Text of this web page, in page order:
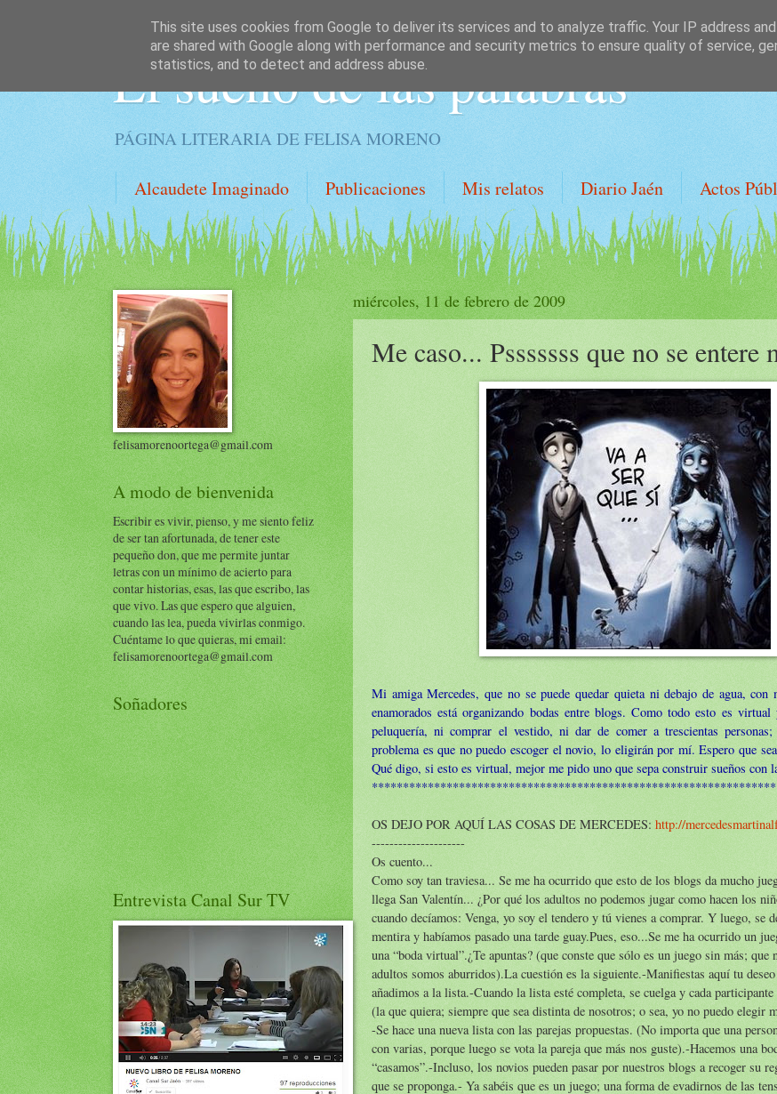
El sueño de las palabras
PÁGINA LITERARIA DE FELISA MORENO
Alcaudete Imaginado Publicaciones Mis relatos Diario Jaén Actos
miércoles, 11 de febrero de 2009
Me caso... Psssssss que no se entere
Mi amigaMercedes, que no se puede quedar quieta ni debajo de agua,
enamorados está organizando bodas entre blogs. Como todo esto es
peluquería, ni comprar el vestido, ni dar de comer a trescientas
problema es que no puedo escoger el novio, lo eligirán por mí. Espero que
Qué digo, si esto es virtual, mejor me pido uno que sepa construir sueños con
OS DEJO POR AQUÍ LAS COSAS DE MERCEDES: http://
---------------------
Os cuento...
Como soy tan traviesa... Se me ha ocurrido que esto de los blogs da mucho
llega San Valentín... ¿Por qué los adultos no podemos jugar como hacen los
cuando decíamos: Venga, yo soy el tendero y tú vienes a comprar. Y luego, se
mentira y habíamos pasado una tarde guay.Pues, eso...Se me ha ocurrido un
una “boda virtual”.¿Te apuntas? (que conste que sólo es un juego sin más; que
adultos somos aburridos).La cuestión es la siguiente.-Manifiestas aquí tu
añadimos a la lista.-Cuando la lista esté completa, se cuelga y cada
(la que quiera; siempre que sea distinta de nosotros; o sea, yo no puedo elegir
-Se hace una nueva lista con las parejas propuestas. (No importa que una
con varias, porque luego se vota la pareja que más nos guste).-Hacemos una
“casamos”.-Incluso, los novios pueden pasar por nuestros blogs a recoger su
que se proponga.- Ya sabéis que es un juego; una forma de evadirnos de las
felisamorenoortega@gmail.com
A modo de bienvenida
Escribir es vivir, pienso, y me siento feliz
de ser tan afortunada, de tener este
pequeño don, que me permite juntar
letras con un mínimo de acierto para
contar historias, esas, las que escribo, las
que vivo. Las que espero que alguien,
cuando las lea, pueda vivirlas conmigo.
Cuéntame lo que quieras, mi email:
felisamorenoortega@gmail.com
Soñadores
Entrevista Canal Sur TV
This site uses cookies from Google to deliver its services and to analyze traffic. Your IP address
are shared with Google along with performance and security metrics to ensure quality of service,
statistics, and to detect and address abuse.